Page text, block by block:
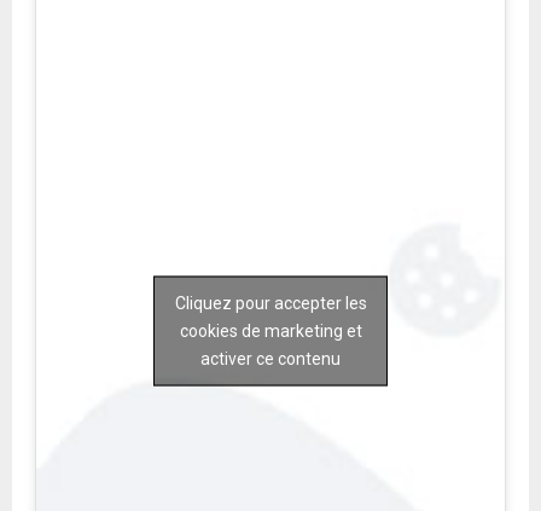
Cliquez pour accepter les
cookies de marketing et
activer ce contenu